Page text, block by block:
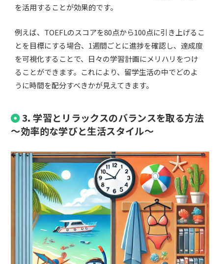
を活用することが効果的です。
例えば、TOEFLのスコアを80点から100点に引き上げるこ
とを目標にする場合、1週間ごとに進捗を確認し、達成度
を可視化することで、日々の学習計画にメリハリをつけ
ることができます。これにより、留学生活の中でどのよ
うに時間を配分すべきかが見えてきます。
3. 学習とリラックスのバランスを取る方法
～効率的な学びと生活スタイル～